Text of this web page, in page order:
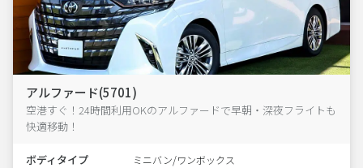
アルファード(5701)
空港すぐ！24時間利用OKのアルファードで早朝・深夜フライトも
快適移動！
ボディタイプ ミニバン/ワンボックス